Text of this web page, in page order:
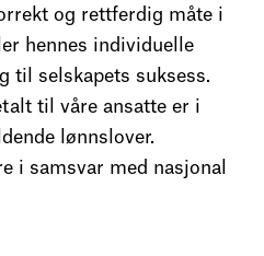
og rettferdig måte i
hennes individuelle
til selskapets suksess.
til våre ansatte er i
lønnslover.
i samsvar med nasjonal